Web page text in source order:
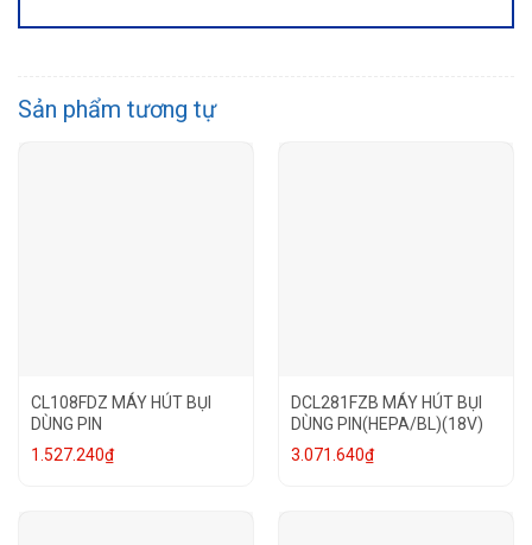
Sản phẩm tương tự
CL108FDZ MÁY HÚT BỤI
DÙNG PIN
1.527.240₫
DCL281FZB MÁY HÚT BỤI
DÙNG PIN(HEPA/BL)(18V)
3.071.640₫